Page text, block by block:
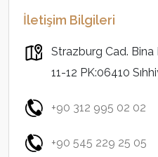
İletişim Bilgileri
Strazburg Cad. Bina
11-12 PK:06410
+90 312 995 02 02
+90 545 229 25 05